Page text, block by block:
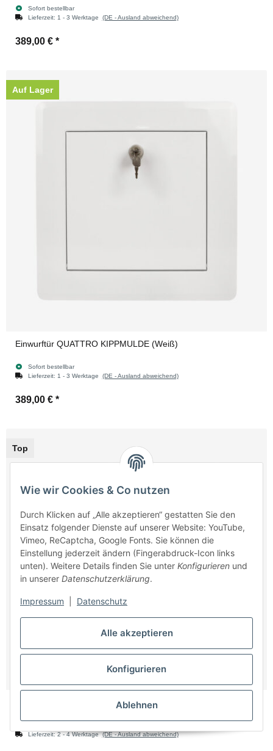
Sofort bestellbar
Lieferzeit: 1 - 3 Werktage (DE - Ausland abweichend)
389,00 € *
Auf Lager
Einwurftür QUATTRO KIPPMULDE (Weiß)
Sofort bestellbar
Lieferzeit: 1 - 3 Werktage (DE - Ausland abweichend)
389,00 € *
Top
Einwurftür QUATTRO PUSH (Weiß)
Lieferzeit:2 - 4 Werktage(DE - Ausland abweichend)
Alle akzeptieren
Konfigurieren
Ablehnen
Wie wir Cookies & Co nutzen
Durch Klicken auf „Alle akzeptieren“ gestatten Sie den
Einsatz folgender Dienste auf unserer Website: YouTube,
Vimeo, ReCaptcha, Google Fonts. Sie können die
Einstellung jederzeit ändern (Fingerabdruck-Icon links
unten). Weitere Details finden Sie unter Konfigurieren und
in unserer Datenschutzerklärung.
Impressum Datenschutz